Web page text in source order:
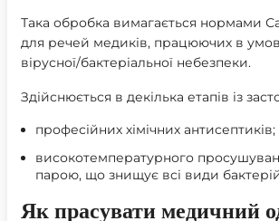
Така обробка вимагається нормами
для речей медиків, працюючих в
вірусної/бактеріальної небезпеки.
Здійснюється в декілька етапів із
професійних хімічних антисептиків;
високотемпературного
парою, що знищує всі види
Як прасувати медичний